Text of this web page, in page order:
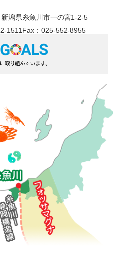
潟県糸魚川市一の宮1-2-5
1511 Fax：025-552-8955